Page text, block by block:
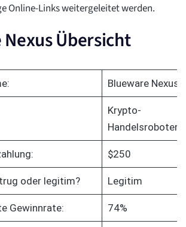
Online-Links weitergeleitet werden.
Übersicht
Blueware Nexus
Krypto-
Handelsroboter
$250
oder legitim? Legitim
Gewinnrate: 74%